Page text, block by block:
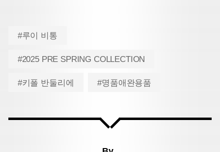
#루이 비통
#2025 PRE SPRING COLLECTION
#키폴 반둘리에 #명품애완용품